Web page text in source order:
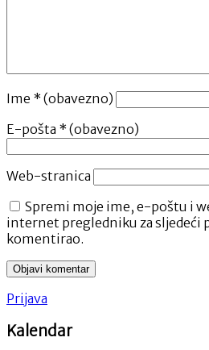
Ime * (obavezno)
E-pošta * (obavezno)
Web-stranica
Spremi moje ime, e-poštu i
internet pregledniku za sljedeći
komentirao.
Prijava
Kalendar